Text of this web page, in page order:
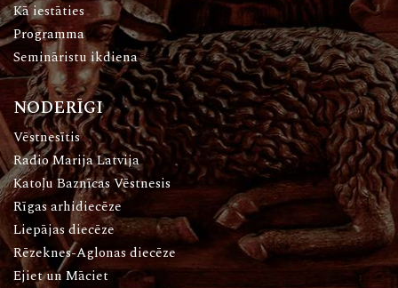
Kā iestāties
Programma
Semināristu ikdiena
NODERĪGI
Vēstnesītis
Radio Marija Latvija
Katoļu Baznīcas Vēstnesis
Rīgas arhidiecēze
Liepājas diecēze
Rēzeknes-Aglonas diecēze
Ejiet un Māciet